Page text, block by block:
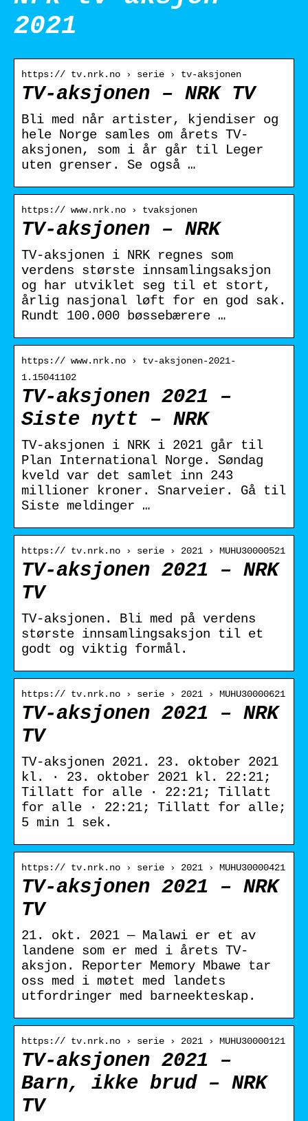
2021
https:// tv.nrk.no › serie › tv-aksjonen
TV-aksjonen – NRK TV
Bli med når artister, kjendiser og
hele Norge samles om årets TV-
aksjonen, som i år går til Leger
uten grenser. Se også …
https:// www.nrk.no › tvaksjonen
TV-aksjonen – NRK
TV-aksjonen i NRK regnes som
verdens største innsamlingsaksjon
og har utviklet seg til et stort,
årlig nasjonal løft for en god sak.
Rundt 100.000 bøssebærere …
https:// www.nrk.no › tv-aksjonen-2021-
1.15041102
TV-aksjonen 2021 –
Siste nytt – NRK
TV-aksjonen i NRK i 2021 går til
Plan International Norge. Søndag
kveld var det samlet inn 243
millioner kroner. Snarveier. Gå til
Siste meldinger …
https:// tv.nrk.no › serie › 2021 › MUHU30000521
TV-aksjonen 2021 – NRK
TV
TV-aksjonen. Bli med på verdens
største innsamlingsaksjon til et
godt og viktig formål.
https:// tv.nrk.no › serie › 2021 › MUHU30000621
TV-aksjonen 2021 – NRK
TV
TV-aksjonen 2021. 23. oktober 2021
kl. · 23. oktober 2021 kl. 22:21;
Tillatt for alle · 22:21; Tillatt
for alle · 22:21; Tillatt for alle;
5 min 1 sek.
https:// tv.nrk.no › serie › 2021 › MUHU30000421
TV-aksjonen 2021 – NRK
TV
21. okt. 2021 — Malawi er et av
landene som er med i årets TV-
aksjon. Reporter Memory Mbawe tar
oss med i møtet med landets
utfordringer med barneekteskap.
https:// tv.nrk.no › serie › 2021 › MUHU30000121
TV-aksjonen 2021 –
Barn, ikke brud – NRK
TV